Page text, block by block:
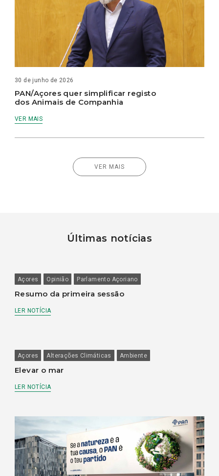
30 de junho de 2026
PAN/Açores quer simplificar registo
dos Animais de Companhia
VER MAIS
VER MAIS
Últimas notícias
Açores Opinião Parlamento Açoriano
Resumo da primeira sessão
LER NOTÍCIA
Açores Alterações Climáticas Ambiente
Elevar o mar
LER NOTÍCIA